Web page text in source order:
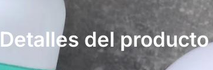
Detalles del producto